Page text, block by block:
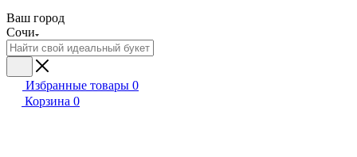
Ваш город
Сочи
Избранные товары 0
Корзина 0